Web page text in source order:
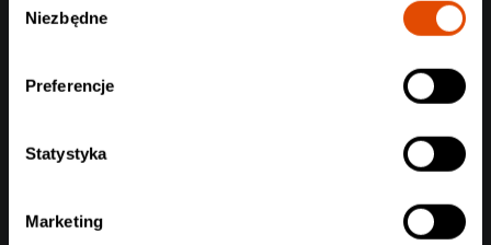
zgody
Niezbędne
Preferencje
Statystyka
Marketing